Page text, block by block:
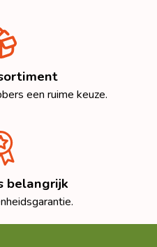
een ruime keuze.
belangrijk